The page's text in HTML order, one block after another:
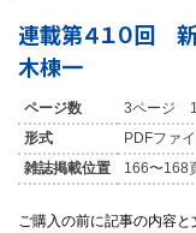
連載第４１０回
木棟一
ページ数
3ページ
形式
PDFファ
雑誌掲載位置
166〜168
ご購入の前に記事の内容と